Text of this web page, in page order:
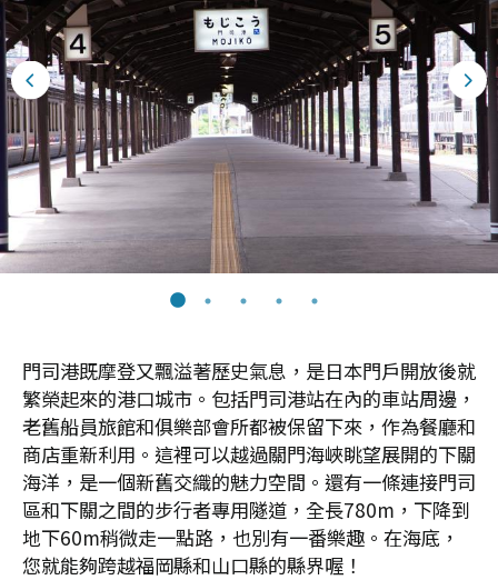
門司港既摩登又飄溢著歷史氣息，是日本門戶開放後就
繁榮起來的港口城市。包括門司港站在內的車站周邊，
老舊船員旅館和俱樂部會所都被保留下來，作為餐廳和
商店重新利用。這裡可以越過關門海峽眺望展開的下關
海洋，是一個新舊交織的魅力空間。還有一條連接門司
區和下關之間的步行者專用隧道，全長780m，下降到
地下60m稍微走一點路，也別有一番樂趣。在海底，
您就能夠跨越福岡縣和山口縣的縣界喔！